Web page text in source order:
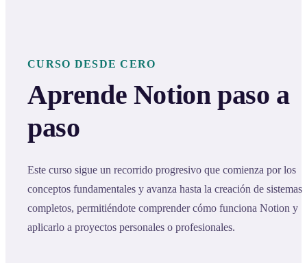
CURSO DESDE CERO
Aprende Notion paso a
paso
Este curso sigue un recorrido progresivo que comienza por los
conceptos fundamentales y avanza hasta la creación de sistemas
completos, permitiéndote comprender cómo funciona Notion y
aplicarlo a proyectos personales o profesionales.